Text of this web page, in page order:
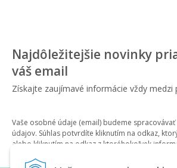
Najdôležitejšie novinky
váš email
Získajte zaujímavé informácie vždy medzi
Vaše osobné údaje (email) budeme
údajov. Súhlas potvrdíte kliknutím na odkaz,
alebo kliknutím na odkaz z ktoréhokoľvek